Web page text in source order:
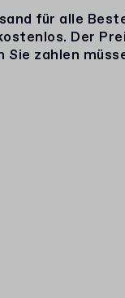
für alle
Der
Sie zahlen